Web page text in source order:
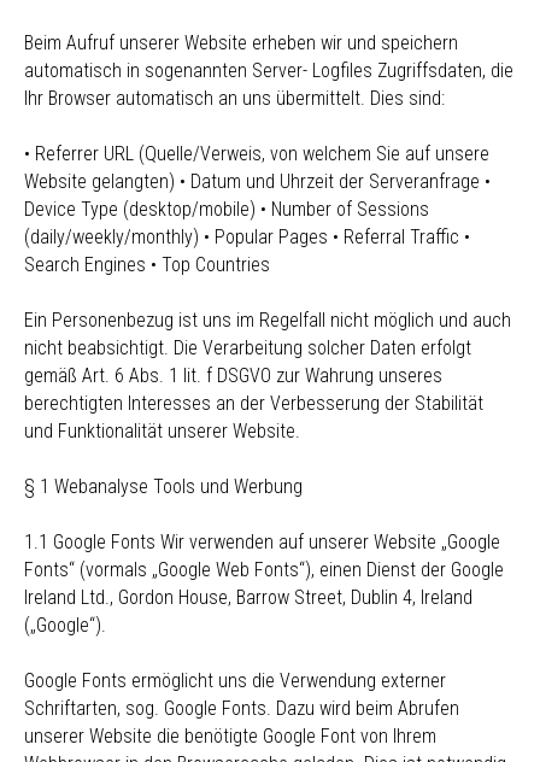
Beim Aufruf unserer Website erheben wir und speichern
automatisch in sogenannten Server- Logfiles Zugriffsdaten, die
Ihr Browser automatisch an uns übermittelt. Dies sind:
• Referrer URL (Quelle/Verweis, von welchem Sie auf unsere
Website gelangten) • Datum und Uhrzeit der Serveranfrage •
Device Type (desktop/mobile) • Number of Sessions
(daily/weekly/monthly) • Popular Pages • Referral Traffic •
Search Engines • Top Countries
Ein Personenbezug ist uns im Regelfall nicht möglich und auch
nicht beabsichtigt. Die Verarbeitung solcher Daten erfolgt
gemäß Art. 6 Abs. 1 lit. f DSGVO zur Wahrung unseres
berechtigten Interesses an der Verbesserung der Stabilität
und Funktionalität unserer Website.
§ 1 Webanalyse Tools und Werbung
1.1 Google Fonts Wir verwenden auf unserer Website „Google
Fonts“ (vormals „Google Web Fonts“), einen Dienst der Google
Ireland Ltd., Gordon House, Barrow Street, Dublin 4, Ireland
(„Google“).
Google Fonts ermöglicht uns die Verwendung externer
Schriftarten, sog. Google Fonts. Dazu wird beim Abrufen
unserer Website die benötigte Google Font von Ihrem